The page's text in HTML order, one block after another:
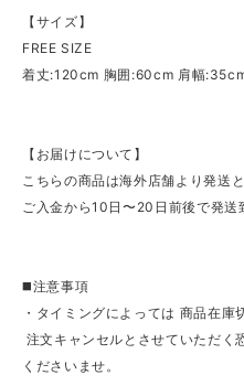
【サイズ】
FREE SIZE
着丈:120cm 胸囲:60cm 肩幅
【お届けについて】
こちらの商品は海外店舗より発送と
ご入金から10日〜20日前後で発送
◼️注意事項
・タイミングによっては 商品在庫
注文キャンセルとさせていただく
くださいませ。